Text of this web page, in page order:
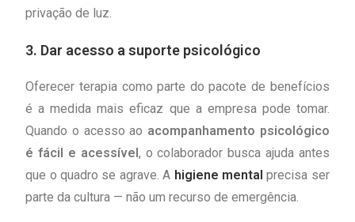
privação de luz.
3. Dar acesso a suporte psicológico
Oferecer terapia como parte do pacote de benefícios
é a medida mais eficaz que a empresa pode tomar.
Quando o acesso ao acompanhamento psicológico
é fácil e acessível, o colaborador busca ajuda antes
que o quadro se agrave. A higiene mental precisa ser
parte da cultura — não um recurso de emergência.